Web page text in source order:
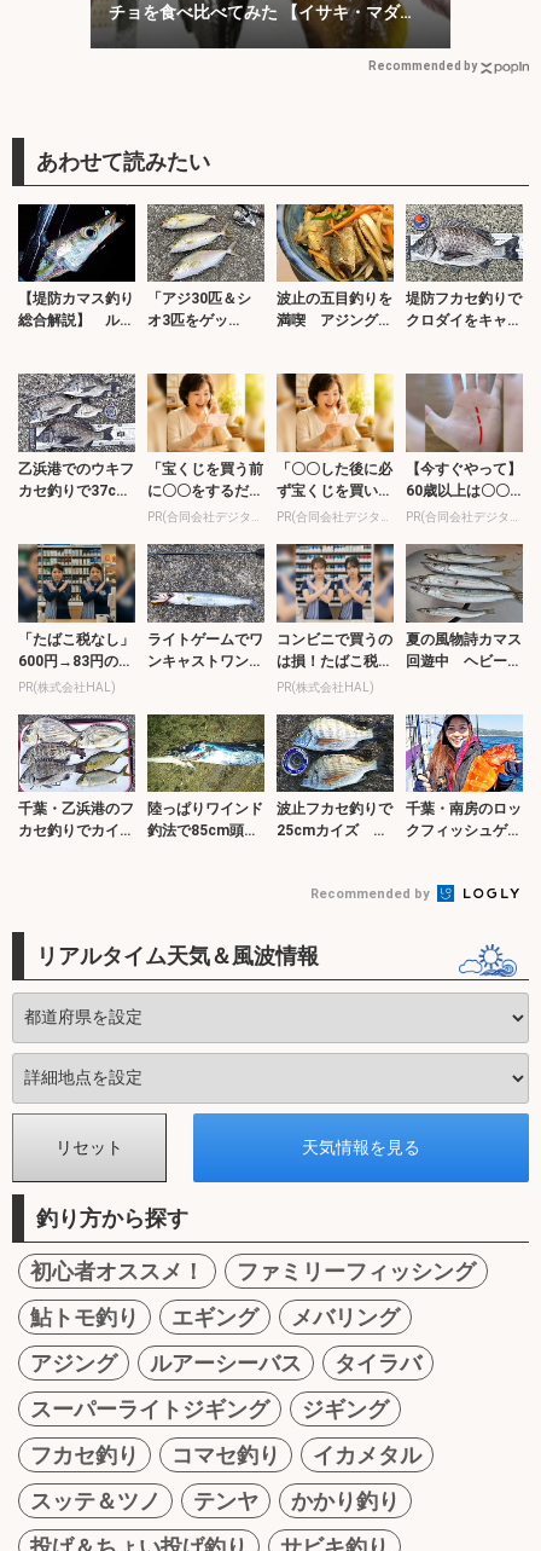
チョを食べ比べてみた 【イサキ・マダ
イ・キジハタ】
Recommended by
【堤防カマス釣り
総合解説】 ルア
「アジ30匹＆シ
オ3匹をゲッ
秋のライトゲーム
満喫【...
波止の五目釣りを
満喫 アジング＆
島】
堤防フカセ釣りで
クロダイをキャッ
乙浜港でのウキフ
カセ釣りで37cm
「宝くじを買う前
に〇〇をするだけ
です」7億当選者
「〇〇した後に必
ず宝くじを買いな
さい」貧乏が億万
【今すぐやって】
60歳以上は〇〇
しないと金運が崩
「たばこ税なし」
600円→83円の新
型タバコに喫煙者
PR(株式会社HAL)
ライトゲームでワ
ンキャストワンヒ
岡】
コンビニで買うの
は損！たばこ税な
しの新型タバコが
PR(株式会社HAL)
夏の風物詩カマス
回遊中 ヘビーシ
千葉・乙浜港のフ
カセ釣りでカイズ
陸っぱりワインド
釣法で85cm頭タ
波止フカセ釣りで
25cmカイズ 珍
千葉・南房のロッ
クフィッシュゲー
Recommended by
リアルタイム天気＆風波情報
釣り方から探す
初心者オススメ！
ファミリーフィッシング
鮎トモ釣り
エギング
メバリング
アジング
ルアーシーバス
タイラバ
スーパーライトジギング
ジギング
フカセ釣り
コマセ釣り
イカメタル
スッテ＆ツノ
テンヤ
かかり釣り